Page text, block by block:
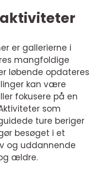
er gallerierne i
mangfoldige
løbende opdateres
kan være
fokusere på en
som
ture beriger
besøget i et
og uddannende
ældre.